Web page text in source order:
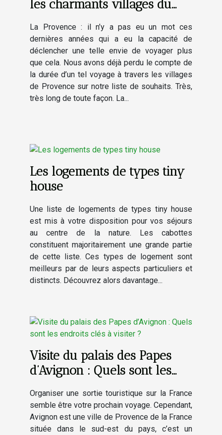
les charmants villages du
La Provence : il n’y a pas eu un mot ces
dernières années qui a eu la capacité de
déclencher une telle envie de voyager plus
que cela. Nous avons déjà perdu le compte de
la durée d’un tel voyage à travers les villages
de Provence sur notre liste de souhaits. Très,
très long de toute façon. La...
Les logements de types tiny
house
Une liste de logements de types tiny house
est mis à votre disposition pour vos séjours
au centre de la nature. Les cabottes
constituent majoritairement une grande partie
de cette liste. Ces types de logement sont
meilleurs par de leurs aspects particuliers et
distincts. Découvrez alors davantage...
Visite du palais des Papes
d’Avignon : Quels sont les
Organiser une sortie touristique sur la France
semble être votre prochain voyage. Cependant,
Avignon est une ville de Provence de la France
située dans le sud-est du pays, c’est un